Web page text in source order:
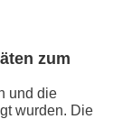
zum
und die
wurden. Die